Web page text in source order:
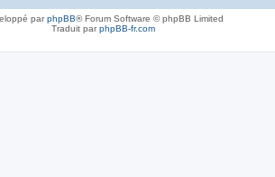
parphpBB® Forum Software © phpBB Limited
Traduit parphpBB-fr.com